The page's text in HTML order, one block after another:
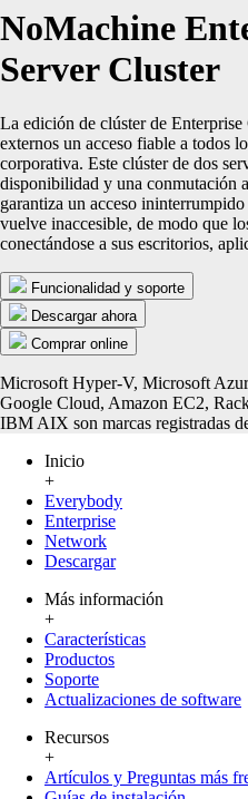
NoMachine
Server Cluster
La edición de clúster de
externos un acceso fiable a todos
corporativa. Este clúster de dos
disponibilidad y una conmutación
garantiza un acceso
vuelve inaccesible, de modo que
conectándose a sus escritorios,
Funcionalidad y soporte
Descargar ahora
Comprar online
Microsoft Hyper-V, Microsoft
Google Cloud, Amazon EC2,
IBM AIX son marcas registradas
Inicio
+
Everybody
Enterprise
Network
Descargar
Más información
+
Características
Productos
Soporte
Actualizaciones de software
Recursos
+
Artículos y Preguntas más